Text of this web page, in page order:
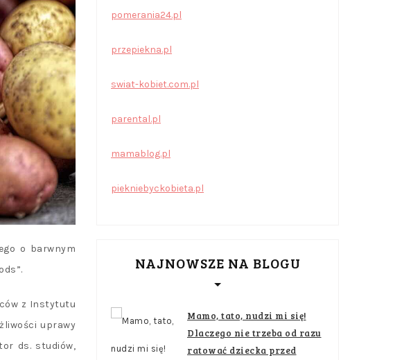
o barwnym
z Instytutu
uprawy
ds. studiów,
pomerania24.pl
przepiekna.pl
swiat-kobiet.com.pl
parental.pl
mamablog.pl
piekniebyckobieta.pl
NAJNOWSZE NA BLOGU
Mamo, tato, nudzi mi się!
Dlaczego nie trzeba od razu
ratować dziecka przed